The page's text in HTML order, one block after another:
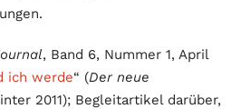
, Band 6, Nummer 1, April
ich werde“ (Der neue
2011); Begleitartikel darüber,